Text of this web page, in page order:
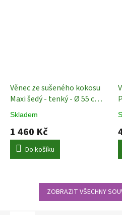
Věnec ze sušeného kokosu
Maxi šedý - tenký - Ø 55 cm
Dekorace
Skladem
1 460 Kč
Do košíku
ZOBRAZIT VŠECHNY